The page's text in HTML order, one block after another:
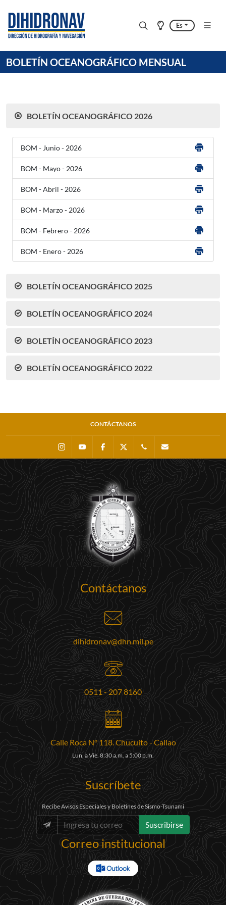
Es
BOLETÍN OCEANOGRÁFICO MENSUAL
BOLETÍN OCEANOGRÁFICO 2026
BOM - Junio - 2026
BOM - Mayo - 2026
BOM - Abril - 2026
BOM - Marzo - 2026
BOM - Febrero - 2026
BOM - Enero - 2026
BOLETÍN OCEANOGRÁFICO 2025
BOLETÍN OCEANOGRÁFICO 2024
BOLETÍN OCEANOGRÁFICO 2023
BOLETÍN OCEANOGRÁFICO 2022
CONTÁCTANOS
InstagramYoutube Facebook 0511 - 207 8160
Contáctanos
dihidronav@dhn.mil.pe
0511 - 207 8160
Calle Roca N° 118. Chucuito - Callao
Lun. a Vie. 8:30 a.m. a 5:00 p.m.
Suscríbete
Recibe Avisos Especiales y Boletines de Sismo-Tsunami
Suscribirse
Correo institucional